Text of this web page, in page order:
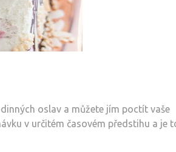
oslav a můžete jím poctít vaše
v určitém časovém předstihu a je